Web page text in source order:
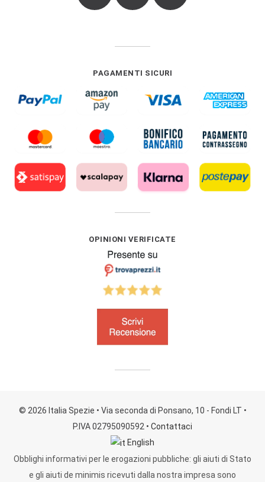
PAGAMENTI SICURI
OPINIONI VERIFICATE
© 2026 Italia Spezie • Via seconda di Ponsano, 10 - Fondi LT •
P.IVA 02795090592 • Contattaci
English
Obblighi informativi per le erogazioni pubbliche: gli aiuti di Stato
e gli aiuti de minimis ricevuti dalla nostra impresa sono